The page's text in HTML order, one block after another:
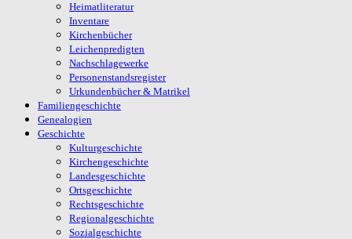
Heimatliteratur
Inventare
Kirchenbücher
Leichenpredigten
Nachschlagewerke
Personenstandsregister
Urkundenbücher & Matrikel
Familiengeschichte
Genealogien
Geschichte
Kulturgeschichte
Kirchengeschichte
Landesgeschichte
Ortsgeschichte
Rechtsgeschichte
Regionalgeschichte
Sozialgeschichte